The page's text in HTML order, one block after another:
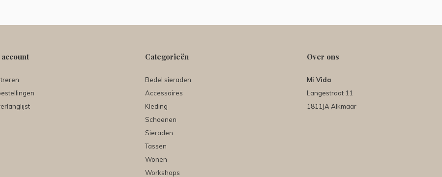
Categorieën
Bedel sieraden
Accessoires
Kleding
Schoenen
Sieraden
Tassen
Wonen
Workshops
Over ons
Mi Vida
Langestraat 11
1811JA Alkmaar